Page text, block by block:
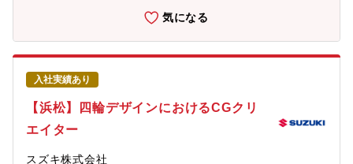
気になる
入社実績あり
【浜松】四輪デザインにおけるCGクリ
エイター
スズキ株式会社